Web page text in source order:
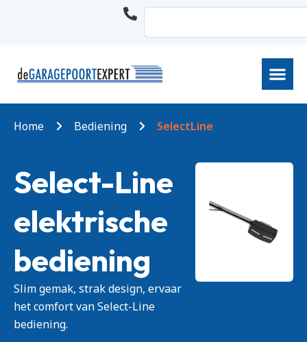
Home Bediening SelectLine
Select-Line
elektrische
bediening​
Slim gemak, strak design, ervaar
het comfort van Select-Line
bediening.